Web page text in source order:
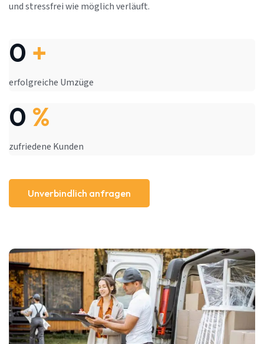
und stressfrei wie möglich verläuft.
0 +
erfolgreiche Umzüge
0 %
zufriedene Kunden
Unverbindlich anfragen